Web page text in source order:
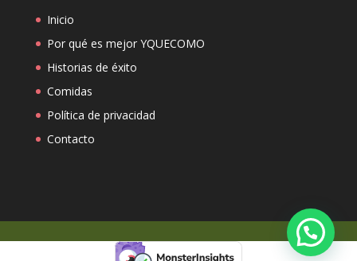
Inicio
Por qué es mejor YQUECOMO
Historias de éxito
Comidas
Política de privacidad
Contacto